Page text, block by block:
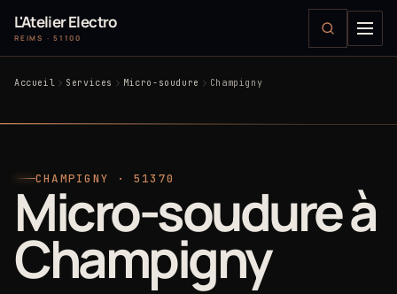
L'Atelier Electro
REIMS · 51100
Accueil Services Micro-soudure Champigny
CHAMPIGNY · 51370
Micro-soudure à
Champigny